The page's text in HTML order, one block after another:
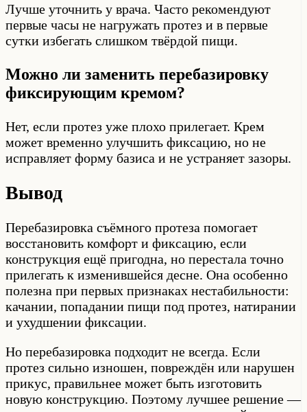
Лучше уточнить у врача. Часто рекомендуют
первые часы не нагружать протез и в первые
сутки избегать слишком твёрдой пищи.
Можно ли заменить перебазировку
фиксирующим кремом?
Нет, если протез уже плохо прилегает. Крем
может временно улучшить фиксацию, но не
исправляет форму базиса и не устраняет зазоры.
Вывод
Перебазировка съёмного протеза помогает
восстановить комфорт и фиксацию, если
конструкция ещё пригодна, но перестала точно
прилегать к изменившейся десне. Она особенно
полезна при первых признаках нестабильности:
качании, попадании пищи под протез, натирании
и ухудшении фиксации.
Но перебазировка подходит не всегда. Если
протез сильно изношен, повреждён или нарушен
прикус, правильнее может быть изготовить
новую конструкцию. Поэтому лучшее решение —